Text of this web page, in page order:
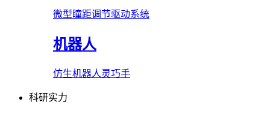
微型瞳距调节驱动系统
机器人
仿生机器人灵巧手
科研实力